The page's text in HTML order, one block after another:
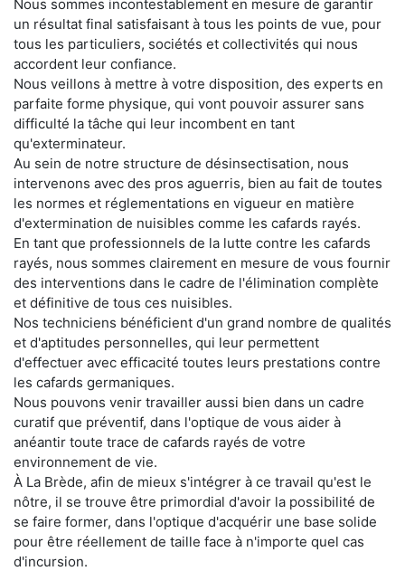
Nous sommes incontestablement en mesure de garantir
un résultat final satisfaisant à tous les points de vue, pour
tous les particuliers, sociétés et collectivités qui nous
accordent leur confiance.
Nous veillons à mettre à votre disposition, des experts en
parfaite forme physique, qui vont pouvoir assurer sans
difficulté la tâche qui leur incombent en tant
qu'exterminateur.
Au sein de notre structure de désinsectisation, nous
intervenons avec des pros aguerris, bien au fait de toutes
les normes et réglementations en vigueur en matière
d'extermination de nuisibles comme les cafards rayés.
En tant que professionnels de la lutte contre les cafards
rayés, nous sommes clairement en mesure de vous fournir
des interventions dans le cadre de l'élimination complète
et définitive de tous ces nuisibles.
Nos techniciens bénéficient d'un grand nombre de qualités
et d'aptitudes personnelles, qui leur permettent
d'effectuer avec efficacité toutes leurs prestations contre
les cafards germaniques.
Nous pouvons venir travailler aussi bien dans un cadre
curatif que préventif, dans l'optique de vous aider à
anéantir toute trace de cafards rayés de votre
environnement de vie.
À La Brède, afin de mieux s'intégrer à ce travail qu'est le
nôtre, il se trouve être primordial d'avoir la possibilité de
se faire former, dans l'optique d'acquérir une base solide
pour être réellement de taille face à n'importe quel cas
d'incursion.